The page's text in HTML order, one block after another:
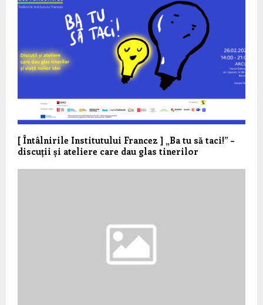
[ Întâlnirile Institutului Francez ] „Ba tu să taci!” –
discuții și ateliere care dau glas tinerilor